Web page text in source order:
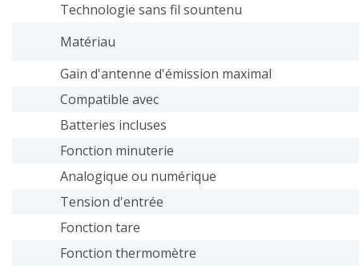
Technologie sans fil sountenu
Matériau
Gain d'antenne d'émission maximal
Compatible avec
Batteries incluses
Fonction minuterie
Analogique ou numérique
Tension d'entrée
Fonction tare
Fonction thermomètre